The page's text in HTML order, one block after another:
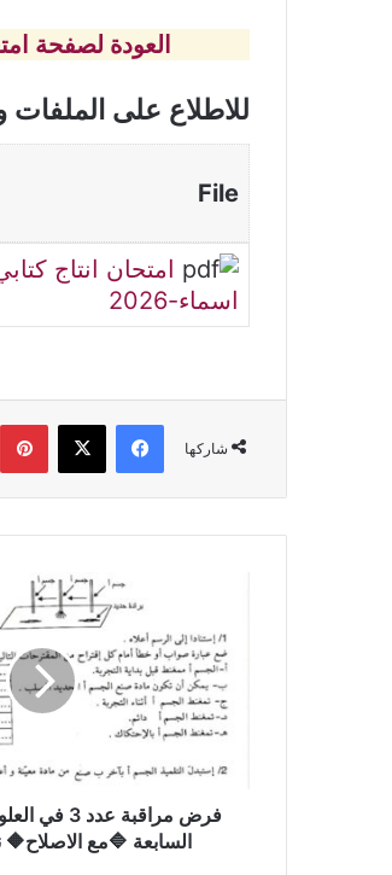
العودة لصفحة
للاطلاع على
File
امتحان انتاج
اسماء-2026
شاركها
فيسبوك ‫X
عدد
العلوم
الفيزيائية
🔷مع
الاصلاح🔶
فرض مراقبة
السابعة 🔷مع الاصلاح🔶